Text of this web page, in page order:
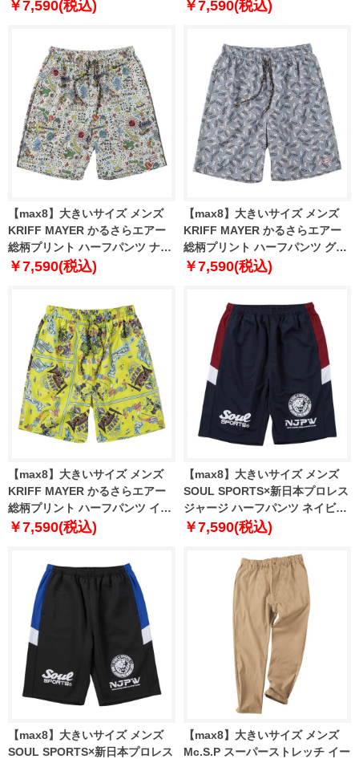
3L 4L 5L 6L 7L 8L
￥7,590(税込) 3L 4L 5L 6L 7L 8L
￥7,590(税込)
【max8】大きいサイズ メンズ
KRIFF MAYER かるさらエアー
総柄プリント ハーフパンツ ナチ
ュラル ヒッピー柄 1274-5500-1
￥7,590(税込)
【max8】大きいサイズ メンズ
KRIFF MAYER かるさらエアー
総柄プリント ハーフパンツ グレ
ー クリフラビット柄 1274-5500-
￥7,590(税込)
【max8】大きいサイズ メンズ
KRIFF MAYER かるさらエアー
総柄プリント ハーフパンツ イエ
ロー マップ柄 1274-5500-3 3L
￥7,590(税込)
【max8】大きいサイズ メンズ
SOUL SPORTS×新日本プロレス
ジャージ ハーフパンツ ネイビー
1274-5545-1 3L 4L 5L 6L 8L
￥7,590(税込)
【max8】大きいサイズ メンズ
SOUL SPORTS×新日本プロレス
【max8】大きいサイズ メンズ
Mc.S.P スーパーストレッチ イー